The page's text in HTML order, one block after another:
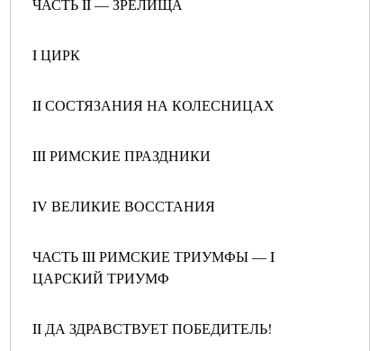
ЧАСТЬ II — ЗРЕЛИЩА
I ЦИРК
II СОСТЯЗАНИЯ НА КОЛЕСНИЦАХ
III РИМСКИЕ ПРАЗДНИКИ
IV ВЕЛИКИЕ ВОССТАНИЯ
ЧАСТЬ III РИМСКИЕ ТРИУМФЫ — I
ЦАРСКИЙ ТРИУМФ
II ДА ЗДРАВСТВУЕТ ПОБЕДИТЕЛЬ!